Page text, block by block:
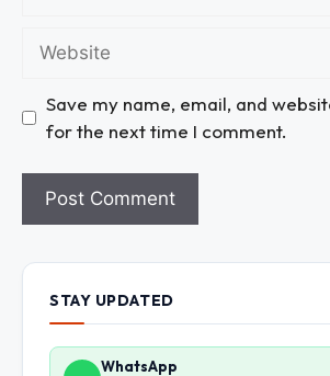
Save my name, email, and
for the next time I comment.
STAY UPDATED
WhatsApp